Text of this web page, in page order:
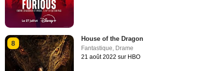
8
House of the Dragon
Fantastique, Drame
21 août 2022 sur HBO